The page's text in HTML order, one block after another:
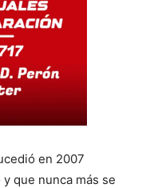
en 2007
que nunca más se